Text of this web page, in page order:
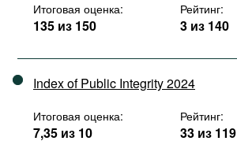
Итоговая оценка:
135 из 150
Рейтинг:
3 из 140
Index of Public Integrity 2024
Итоговая оценка:
7,35 из 10
Рейтинг:
33 из 119